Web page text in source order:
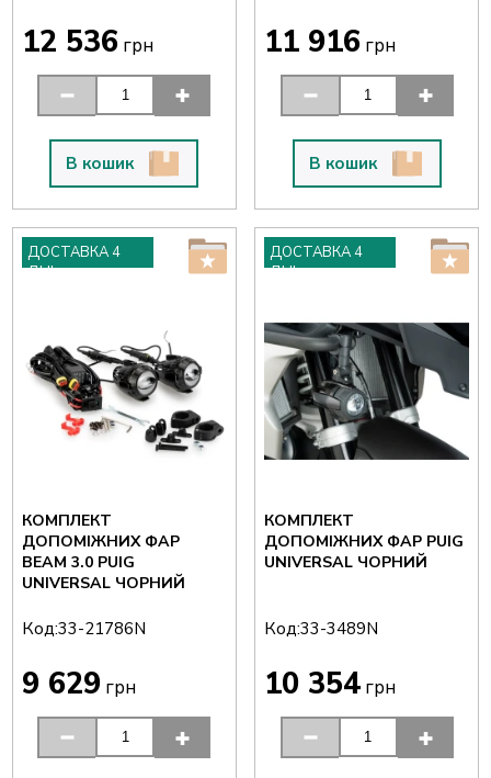
12 536 грн
В кошик
11 916 грн
В кошик
ДОСТАВКА 4
ДНІ
КОМПЛЕКТ
ДОПОМІЖНИХ ФАР
BEAM 3.0 PUIG
UNIVERSAL ЧОРНИЙ
Код:33-21786N
9 629грн
ДОСТАВКА 4
ДНІ
КОМПЛЕКТ
ДОПОМІЖНИХ ФАР PUIG
UNIVERSAL ЧОРНИЙ
Код:33-3489N
10 354 грн